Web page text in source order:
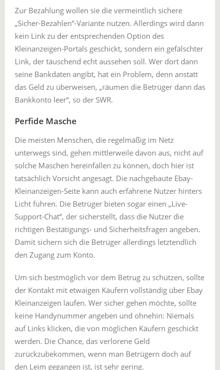
Zur Bezahlung wollen sie die vermeintlich sichere
„Sicher-Bezahlen“-Variante nutzen. Allerdings wird dann
kein Link zu der entsprechenden Option des
Kleinanzeigen-Portals geschickt, sondern ein gefälschter
Link, der täuschend echt aussehen soll. Wer dort dann
seine Bankdaten angibt, hat ein Problem, denn anstatt
das Geld zu überweisen, „räumen die Betrüger dann das
Bankkonto leer“, so der SWR.
Perfide Masche
Die meisten Menschen, die regelmäßig im Netz
unterwegs sind, gehen mittlerweile davon aus, nicht auf
solche Maschen hereinfallen zu können, doch hier ist
tatsächlich Vorsicht angesagt. Die nachgebaute Ebay-
Kleinanzeigen-Seite kann auch erfahrene Nutzer hinters
Licht führen. Die Betrüger bieten sogar einen „Live-
Support-Chat“, der sicherstellt, dass die Nutzer die
richtigen Bestätigungs- und Sicherheitsfragen angeben.
Damit sichern sich die Betrüger allerdings letztendlich
den Zugang zum Konto.
Um sich bestmöglich vor dem Betrug zu schützen, sollte
der Kontakt mit etwaigen Käufern vollständig über Ebay
Kleinanzeigen laufen. Wer sicher gehen möchte, sollte
keine Handynummer angeben und ohnehin: Niemals
auf Links klicken, die von möglichen Käufern geschickt
werden. Die Chance, das verlorene Geld
zurückzubekommen, wenn man Betrügern doch auf
den Leim gegangen ist, ist sehr gering.